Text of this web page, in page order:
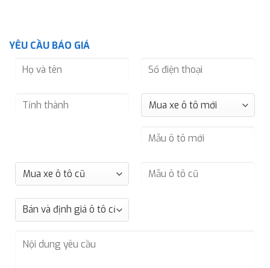
YÊU CẦU BÁO GIÁ